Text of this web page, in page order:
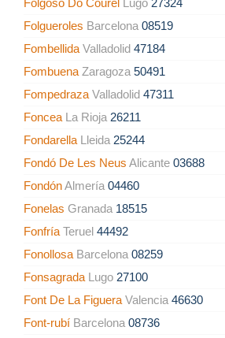
Folgoso Do Courel Lugo 27324
Folgueroles Barcelona 08519
Fombellida Valladolid 47184
Fombuena Zaragoza 50491
Fompedraza Valladolid 47311
Foncea La Rioja 26211
Fondarella Lleida 25244
Fondó De Les Neus Alicante 03688
FondónAlmería 04460
Fonelas Granada 18515
Fonfría Teruel 44492
Fonollosa Barcelona 08259
Fonsagrada Lugo 27100
Font De La Figuera Valencia 46630
Font-rubí Barcelona 08736